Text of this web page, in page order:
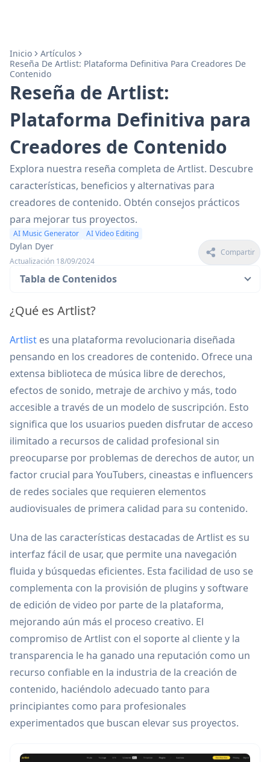
Inicio
Artículos
Reseña De Artlist: Plataforma Definitiva Para Creadores De
Contenido
Reseña de Artlist:
Plataforma Definitiva para
Creadores de Contenido
Explora nuestra reseña completa de Artlist. Descubre
características, beneficios y alternativas para
creadores de contenido. Obtén consejos prácticos
para mejorar tus proyectos.
AI Music Generator AI Video Editing
Dylan Dyer
Actualización 18/09/2024
Compartir
Tabla de Contenidos
¿Qué es Artlist?
Artlist es una plataforma revolucionaria diseñada
pensando en los creadores de contenido. Ofrece una
extensa biblioteca de música libre de derechos,
efectos de sonido, metraje de archivo y más, todo
accesible a través de un modelo de suscripción. Esto
significa que los usuarios pueden disfrutar de acceso
ilimitado a recursos de calidad profesional sin
preocuparse por problemas de derechos de autor, un
factor crucial para YouTubers, cineastas e influencers
de redes sociales que requieren elementos
audiovisuales de primera calidad para su contenido.
Una de las características destacadas de Artlist es su
interfaz fácil de usar, que permite una navegación
fluida y búsquedas eficientes. Esta facilidad de uso se
complementa con la provisión de plugins y software
de edición de video por parte de la plataforma,
mejorando aún más el proceso creativo. El
compromiso de Artlist con el soporte al cliente y la
transparencia le ha ganado una reputación como un
recurso confiable en la industria de la creación de
contenido, haciéndolo adecuado tanto para
principiantes como para profesionales
experimentados que buscan elevar sus proyectos.